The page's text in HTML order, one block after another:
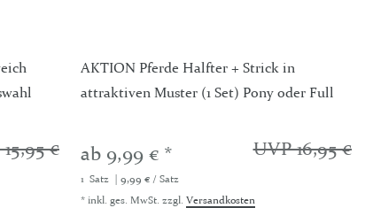
€
AKTION Pferde Halfter + Strick in
attraktiven Muster (1 Set) Pony oder Full
UVP 16,95 €
ab 9,99 € *
1 Satz | 9,99 € / Satz
* inkl. ges. MwSt. zzgl. Versandkosten